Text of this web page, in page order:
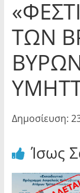
ΤΩΝ
Δημοσίευση:
Ίσως